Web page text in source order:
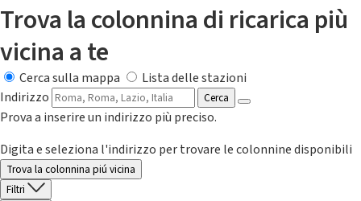
Trova la colonnina di ricarica più
vicina a te
Cerca sulla mappa
Lista delle stazioni
Indirizzo
Cerca
Prova a inserire un indirizzo più preciso.
Digita e seleziona l'indirizzo per trovare le colonnine disponibili
Trova la colonnina piú vicina
Filtri